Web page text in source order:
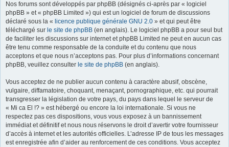
Nos forums sont développés par phpBB (désignés ci-après par « logiciel
phpBB » et « phpBB Limited ») qui est un logiciel de forum de discussions
déclaré sous la « licence publique générale GNU 2.0 » et qui peut être
téléchargé sur le site de phpBB (en anglais). Le logiciel phpBB a pour seul but
de faciliter les discussions sur internet et phpBB Limited ne peut en aucun cas
être tenu comme responsable de la conduite et du contenu que nous
acceptons et que nous n’acceptons pas. Pour plus d’informations concernant
phpBB, veuillez consulter le site de phpBB (en anglais).
Vous acceptez de ne publier aucun contenu à caractère abusif, obscène,
vulgaire, diffamatoire, choquant, menaçant, pornographique, etc. qui pourrait
transgresser la législation de votre pays, du pays dans lequel le serveur de
« Mi ca El !? » est hébergé ou encore la loi internationale. Si vous ne
respectez pas ces dispositions, vous vous exposez à un bannissement
immédiat et définitif et nous nous réservons le droit d’avertir votre fournisseur
d’accès à internet et les autorités officielles. L’adresse IP de tous les messages
est enregistrée afin d’aider au renforcement de ces conditions. Vous acceptez